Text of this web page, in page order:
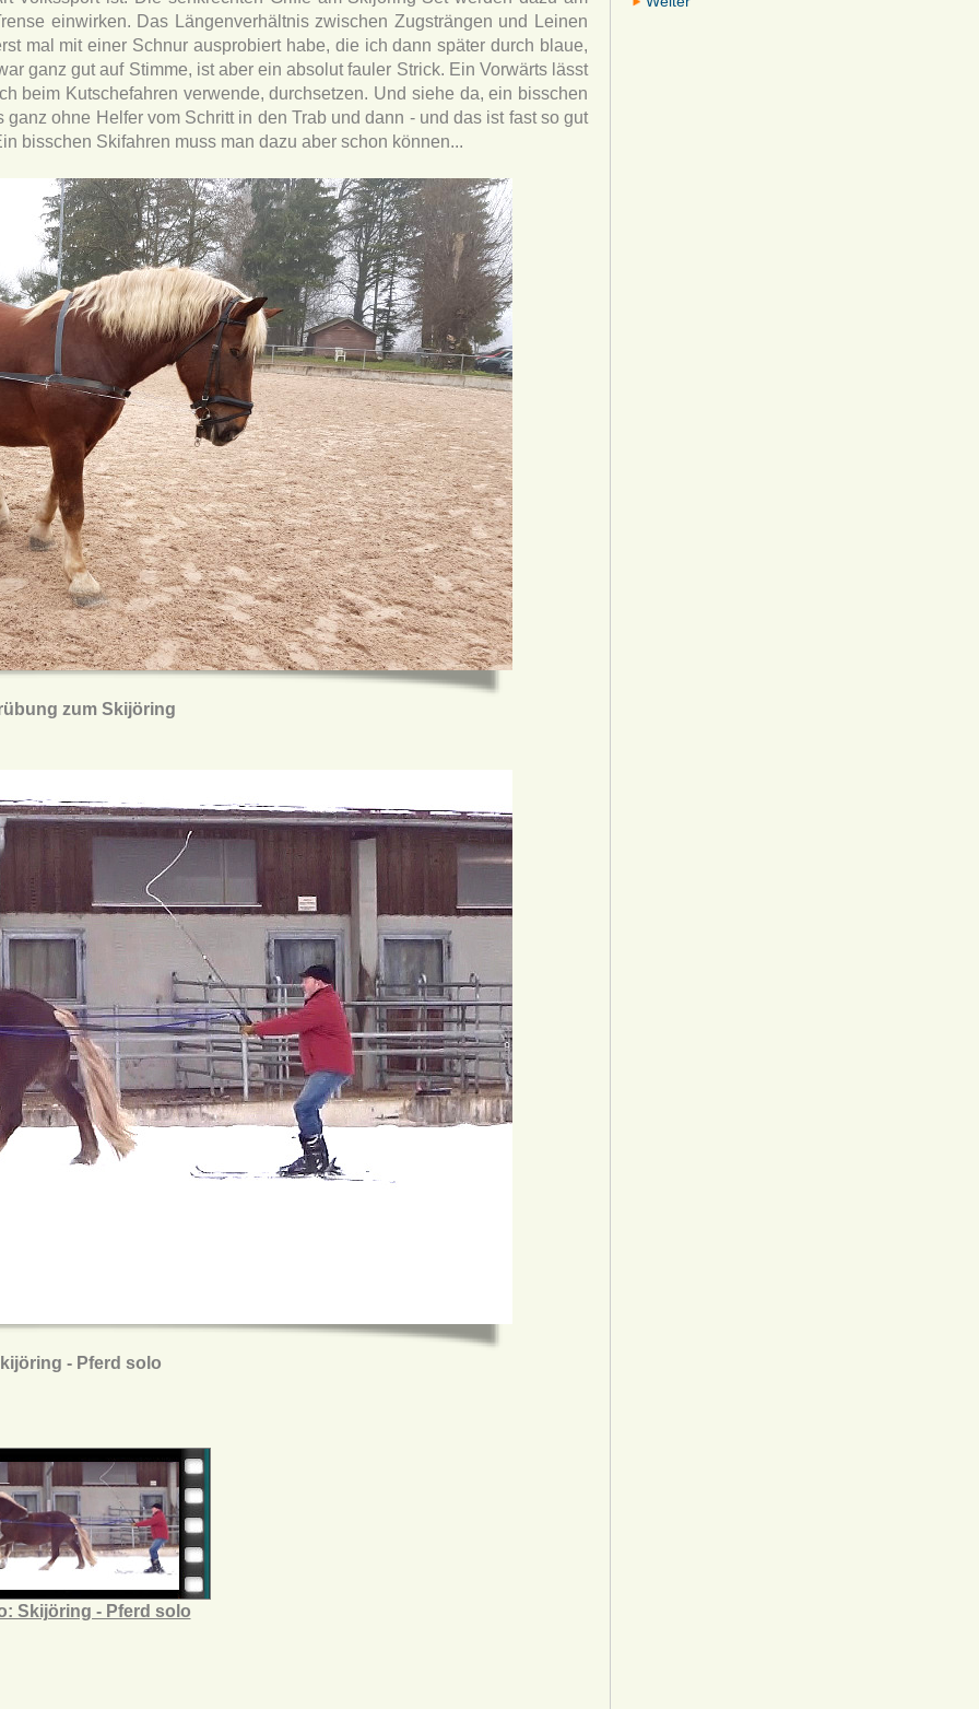
einwirken. Das Längenverhältnis zwischen Zugsträngen und Leinen
mal mit einer Schnur ausprobiert habe, die ich dann später durch blaue,
ganz gut auf Stimme, ist aber ein absolut fauler Strick. Ein Vorwärts lässt
beim Kutschefahren verwende, durchsetzen. Und siehe da, ein bisschen
ohne Helfer vom Schritt in den Trab und dann - und das ist fast so gut
bisschen Skifahren muss man dazu aber schon können...
zum Skijöring
- Pferd solo
Skijöring - Pferd solo